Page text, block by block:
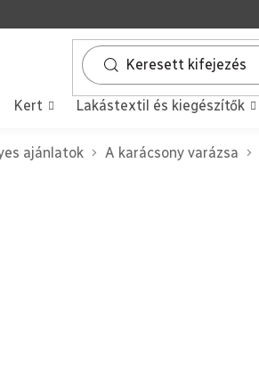
Kert Lakástextil és kiegészítők
ajánlatok A karácsony varázsa